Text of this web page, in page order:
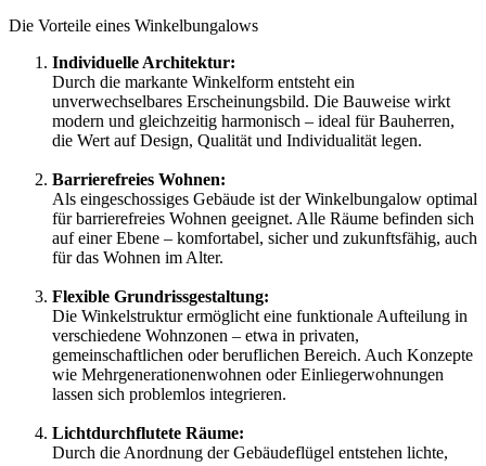
Die Vorteile eines Winkelbungalows
IndividuelleArchitektur:
Durch die markante Winkelform entsteht ein
unverwechselbares Erscheinungsbild. Die Bauweise wirkt
modern und gleichzeitig harmonisch – ideal für Bauherren,
die Wert auf Design, Qualität und Individualität legen.
Barrierefreies Wohnen:
Als eingeschossiges Gebäude ist der Winkelbungalow optimal
für barrierefreies Wohnen geeignet. Alle Räume befinden sich
auf einer Ebene – komfortabel, sicher und zukunftsfähig, auch
für das Wohnen im Alter.
Flexible Grundrissgestaltung:
Die Winkelstruktur ermöglicht eine funktionale Aufteilung in
verschiedene Wohnzonen – etwa in privaten,
gemeinschaftlichen oder beruflichen Bereich. Auch Konzepte
wie Mehrgenerationenwohnen oder Einliegerwohnungen
lassen sich problemlos integrieren.
Lichtdurchflutete Räume:
Durch die Anordnung der Gebäudeflügel entstehen lichte,